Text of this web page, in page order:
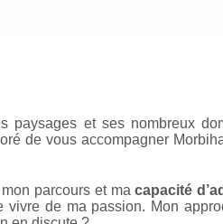
paysages et ses nombreux
de vous accompagner
mon parcours et macapacité
vivre de ma passion. Mon